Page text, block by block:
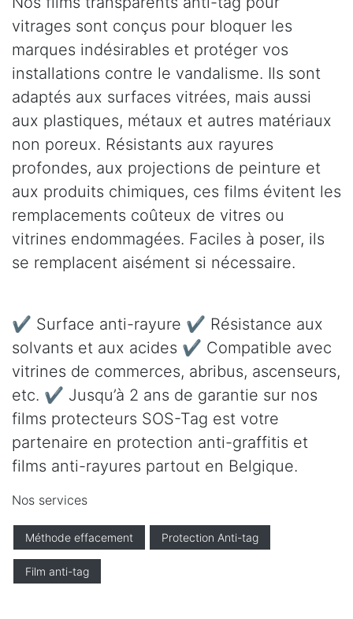
vitrages sont conçus pour bloquer les
marques indésirables et protéger vos
installations contre le vandalisme. Ils sont
adaptés aux surfaces vitrées, mais aussi
aux plastiques, métaux et autres matériaux
non poreux. Résistants aux rayures
profondes, aux projections de peinture et
aux produits chimiques, ces films évitent les
remplacements coûteux de vitres ou
vitrines endommagées. Faciles à poser, ils
se remplacent aisément si nécessaire.
✔ Surface anti-rayure ✔ Résistance aux
solvants et aux acides ✔ Compatible avec
vitrines de commerces, abribus, ascenseurs,
etc. ✔ Jusqu’à 2 ans de garantie sur nos
films protecteurs SOS-Tag est votre
partenaire en protection anti-graffitis et
films anti-rayures partout en Belgique.
Nos services
Méthode effacement Protection Anti-tag
Film anti-tag